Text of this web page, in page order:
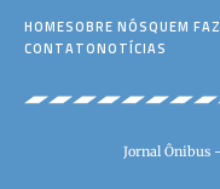
HOMESOBRE NÓSQUEM FAZ
CONTATONOTÍCIAS
Jornal Ônibus